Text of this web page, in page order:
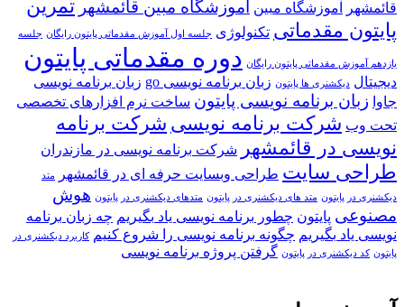
قائمشهر
آموزشگاه مبین آموزشگاه مبین قائمشهر تمرین
پایتون مقدماتی تکنولوژی جلسه اول آموزش مقدماتی پایتون رایگان جلسه
یازدهم آموزش مقدماتی پایتون رایگان دوره مقدماتی پایتون
دیجیتال دیکشنری ها پایتون زبان برنامه نویسی go
زبان برنامه نویسی
جاوا زبان برنامه نویسی پایتون ساخت نرم افزارهای تخصصی
تحت وب شرکت برنامه نویسی شرکت برنامه
نویسی در قائمشهر
شرکت برنامه نویسی در مازندران
طراحی سایت طراحی وبسایت حرفه ای در قائمشهر متد
دیکشنری در پایتون متد های دیکشنری در پایتون متدهای دیکشنری در پایتون هوش
مصنوعی پایتون چطور برنامه نویسی یاد بگیریم چه زبان برنامه
نویسی یاد بگیریم چگونه برنامه نویسی را شروع کنیم کاربرد دیکشنری در
پایتون کد دیکشنری در پایتون گرفتن پروژه برنامه نویسی